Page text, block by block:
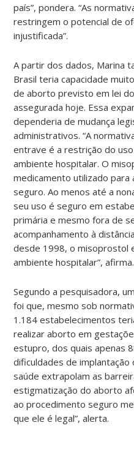
país”, pondera. “As
restringem o potencial de
injustificada”.
A partir dos dados, Marina
Brasil teria capacidade
de aborto previsto em lei
assegurada hoje. Essa
dependeria de mudança
administrativos. “A
entrave é a restrição do
ambiente hospitalar. O
medicamento utilizado para
seguro. Ao menos até a
seu uso é seguro em
primária e mesmo fora de
acompanhamento à
desde 1998, o misoprostol
ambiente hospitalar”, afirma.
Segundo a pesquisadora,
foi que, mesmo sob
1.184 estabelecimentos
realizar aborto em
estupro, dos quais apenas
dificuldades de implantação
saúde extrapolam as
estigmatização do aborto
ao procedimento seguro
que ele é legal”, alerta.